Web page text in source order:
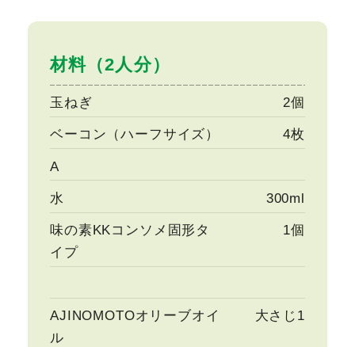
材料（2人分）
玉ねぎ 2個
ベーコン（ハーフサイズ） 4枚
A
水 300ml
味の素KKコンソメ固形タ
イプ
1個
AJINOMOTOオリーブオイ
ル
大さじ1